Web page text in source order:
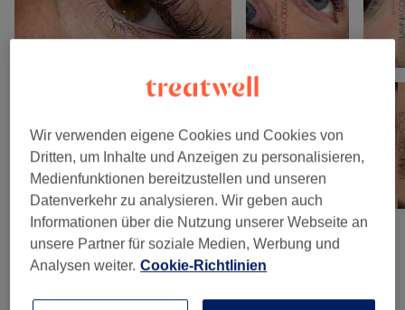
Salonbewertungen
Wir verwenden eigene Cookies und Cookies von
Dritten, um Inhalte und Anzeigen zu personalisieren,
Medienfunktionen bereitzustellen und unseren
Datenverkehr zu analysieren. Wir geben auch
Informationen über die Nutzung unserer Webseite an
unsere Partner für soziale Medien, Werbung und
Analysen weiter. Cookie-Richtlinien